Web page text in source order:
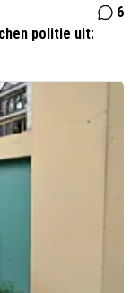
6
politie uit: